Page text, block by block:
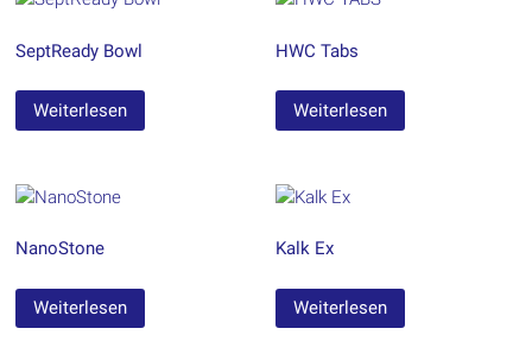
SeptReady Bowl
Weiterlesen
HWC Tabs
Weiterlesen
NanoStone
Weiterlesen
Kalk Ex
Weiterlesen